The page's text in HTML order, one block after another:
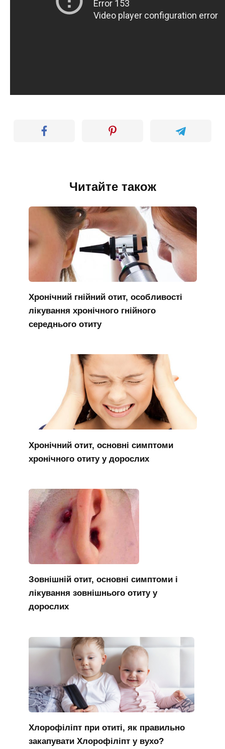
Читайте також
Хронічний гнійний отит, особливості
лікування хронічного гнійного
середнього отиту
Хронічний отит, основні симптоми
хронічного отиту у дорослих
Зовнішній отит, основні симптоми і
лікування зовнішнього отиту у
дорослих
Хлорофіліпт при отиті, як правильно
закапувати Хлорофіліпт у вухо?